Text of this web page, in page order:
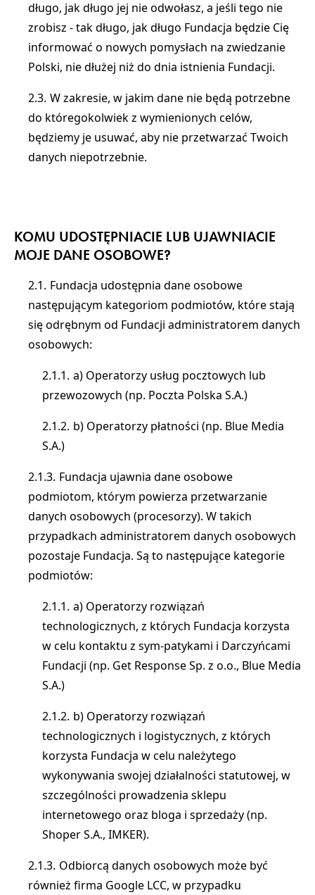
długo, jak długo jej nie odwołasz, a jeśli tego nie
zrobisz - tak długo, jak długo Fundacja będzie Cię
informować o nowych pomysłach na zwiedzanie
Polski, nie dłużej niż do dnia istnienia Fundacji.
W zakresie, w jakim dane nie będą potrzebne
do któregokolwiek z wymienionych celów,
będziemy je usuwać, aby nie przetwarzać Twoich
danych niepotrzebnie.
KOMU UDOSTĘPNIACIE LUB UJAWNIACIE
MOJE DANE OSOBOWE?
Fundacja udostępnia dane osobowe
następującym kategoriom podmiotów, które stają
się odrębnym od Fundacji administratorem danych
osobowych:
a) Operatorzy usług pocztowych lub
przewozowych (np. Poczta Polska S.A.)
b) Operatorzy płatności (np. Blue Media
S.A.)
Fundacja ujawnia dane osobowe
podmiotom, którym powierza przetwarzanie
danych osobowych (procesorzy). W takich
przypadkach administratorem danych osobowych
pozostaje Fundacja. Są to następujące kategorie
podmiotów:
a) Operatorzy rozwiązań
technologicznych, z których Fundacja korzysta
w celu kontaktu z sym-patykami i Darczyńcami
Fundacji (np. Get Response Sp. z o.o., Blue Media
S.A.)
b) Operatorzy rozwiązań
technologicznych i logistycznych, z których
korzysta Fundacja w celu należytego
wykonywania swojej działalności statutowej, w
szczególności prowadzenia sklepu
internetowego oraz bloga i sprzedaży (np.
Shoper S.A., IMKER).
Odbiorcą danych osobowych może być
również firma Google LCC, w przypadku